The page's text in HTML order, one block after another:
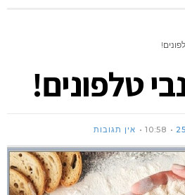
טלפונים!
10:58 אין תגובות